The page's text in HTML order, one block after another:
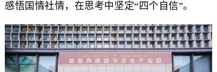
感悟国情社情，在思考中坚定“四个自信”。